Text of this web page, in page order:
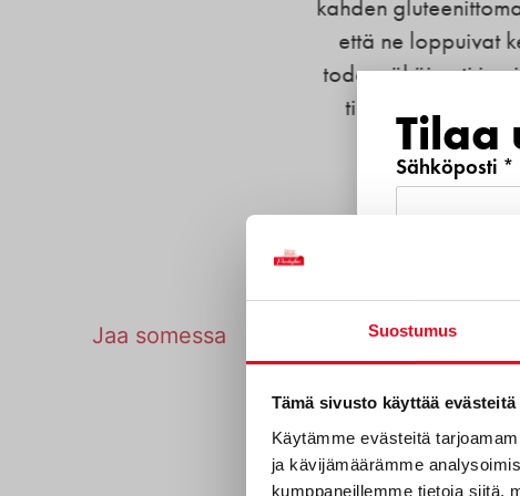
Suostumus
Tämä sivusto käyttää evästeitä
Käytämme evästeitä
ja kävijämäärämme
kumppaneillemme tietoja siitä,
kahden gluteenittoman henkilön
että ne loppuivat kesken. Ilokseni
todennäköisesti juuri niitä samoja
tilaisuudessa saanut lähi alepasta, ja
ookoo. Kiitos.
Jaa somessa
Tilaa
Sähköposti *
sinua?